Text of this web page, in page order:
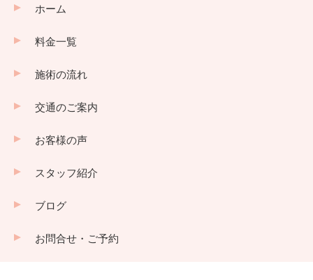
ホーム
料金一覧
施術の流れ
交通のご案内
お客様の声
スタッフ紹介
ブログ
お問合せ・ご予約